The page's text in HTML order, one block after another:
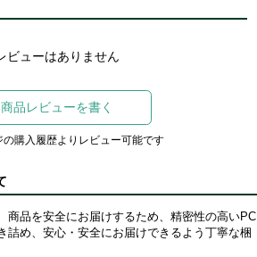
ビューはありません
商品レビューを書く
の購入履歴よりレビュー可能です
商品を安全にお届けするため、精密性の高いPC
詰め、安心・安全にお届けできるよう丁寧な梱